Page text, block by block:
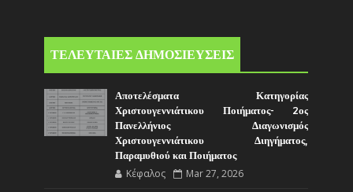
ΤΕΛΕΥΤΑΙΕΣ ΔΗΜΟΣΙΕΥΣΕΙΣ
Αποτελέσματα Κατηγορίας
Χριστουγεννιάτικου Ποιήματος- 2ος
Πανελλήνιος Διαγωνισμός
Χριστουγεννιάτικου Διηγήματος,
Παραμυθιού και Ποιήματος
Κέφαλος Mar 27, 2026